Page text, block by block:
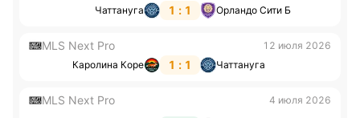
Чаттануга
1 : 1 Орландо Сити Б
MLS Next Pro
12 июля 2026
Каролина Коре
1 : 1 Чаттануга
MLS Next Pro 4 июля 2026